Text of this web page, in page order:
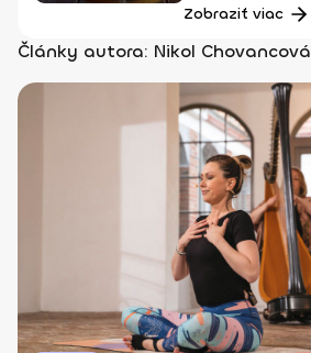
Zobraziť viac
Články autora: Nikol Chovancová